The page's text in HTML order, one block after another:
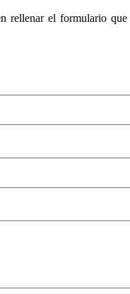
rellenar el formulario